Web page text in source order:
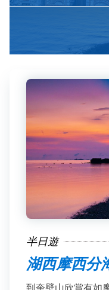
半日遊
湖西摩西分